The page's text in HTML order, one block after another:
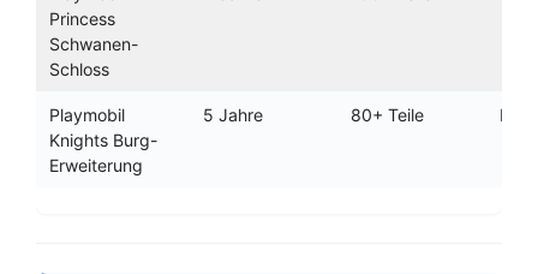
Princess
Schwanen-
Schloss
Playmobil
Knights Burg-
Erweiterung
5 Jahre 80+ Teile